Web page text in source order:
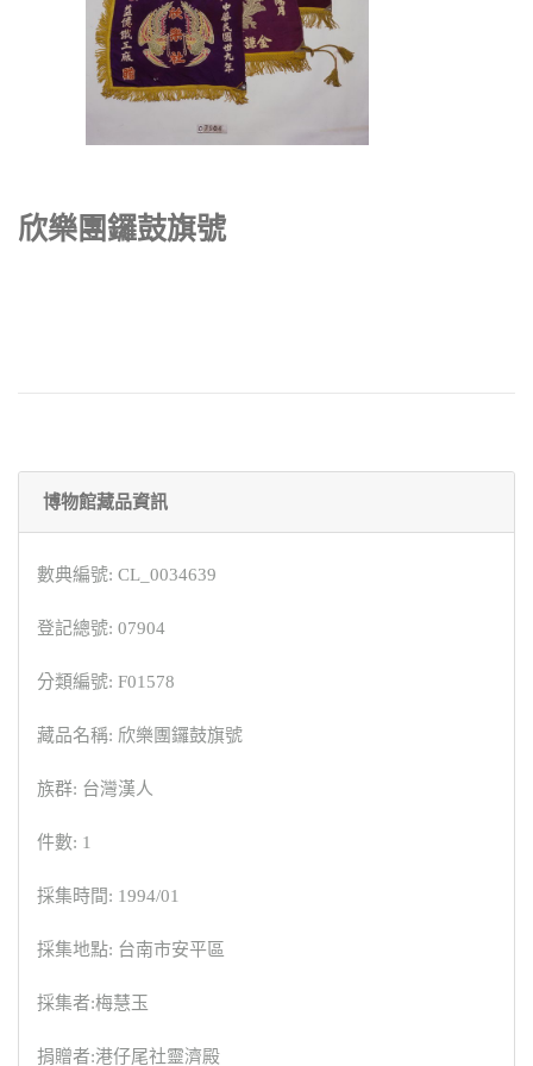
欣樂團鑼鼓旗號
博物館藏品資訊
數典編號: CL_0034639
登記總號: 07904
分類編號: F01578
藏品名稱: 欣樂團鑼鼓旗號
族群: 台灣漢人
件數: 1
採集時間: 1994/01
採集地點: 台南市安平區
採集者:梅慧玉
捐贈者:港仔尾社靈濟殿